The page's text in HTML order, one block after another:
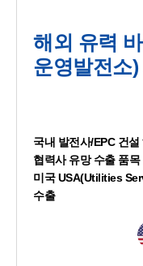
해외 유력
운영발전소
국내 발전사/EPC 건
협력사 유망 수출 품
미국 USA(Utilities
수출